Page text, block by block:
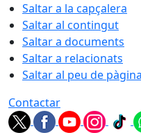
Saltar a la capçalera
Saltar al contingut
Saltar a documents
Saltar a relacionats
Saltar al peu de pàgina
Contactar